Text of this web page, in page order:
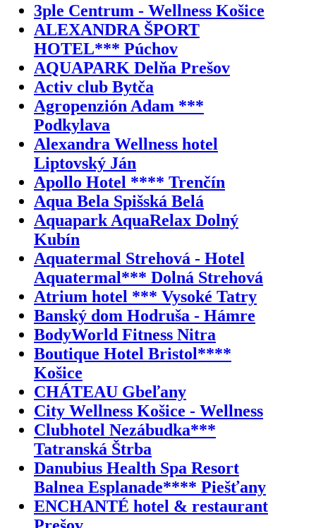
3ple Centrum - Wellness Košice
ALEXANDRA ŠPORT
HOTEL*** Púchov
AQUAPARK Delňa Prešov
Activ club Bytča
Agropenzión Adam ***
Podkylava
Alexandra Wellness hotel
Liptovský Ján
Apollo Hotel **** Trenčín
Aqua Bela Spišská Belá
Aquapark AquaRelax Dolný
Kubín
Aquatermal Strehová - Hotel
Aquatermal*** Dolná Strehová
Atrium hotel *** Vysoké Tatry
Banský dom Hodruša - Hámre
BodyWorld Fitness Nitra
Boutique Hotel Bristol****
Košice
CHÁTEAU Gbeľany
City Wellness Košice - Wellness
Clubhotel Nezábudka***
Tatranská Štrba
Danubius Health Spa Resort
Balnea Esplanade**** Piešťany
ENCHANTÉ hotel & restaurant